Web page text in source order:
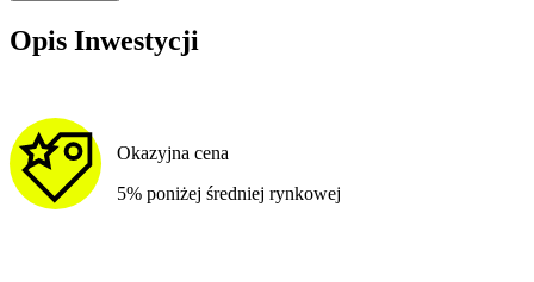
Opis Inwestycji
Okazyjna cena
5% poniżej średniej rynkowej